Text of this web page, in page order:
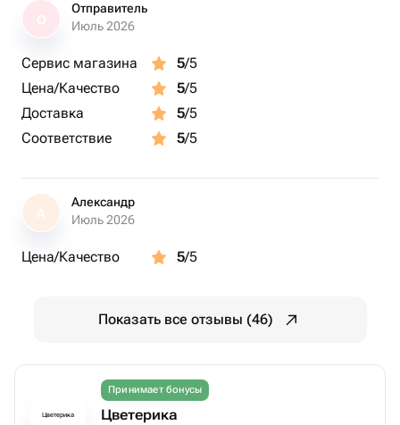
Отправитель
Июль 2026
Сервис магазина 5/5
Цена/Качество
5/5
Доставка
5/5
Соответствие
5/5
А
Александр
Июль 2026
Цена/Качество 5/5
Показать все отзывы (46)
Цветерика
Принимает бонусы
Цветерика